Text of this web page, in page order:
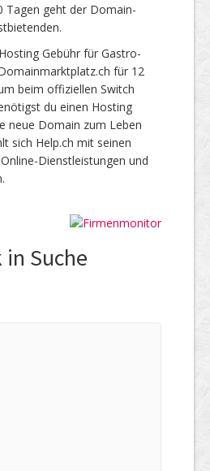
Tagen geht der Domain-
Gebühr für Gastro-
für 12
beim offiziellen Switch
du einen Hosting
neue Domain zum Leben
sich Help.ch mit seinen
Dienstleistungen und
Suche